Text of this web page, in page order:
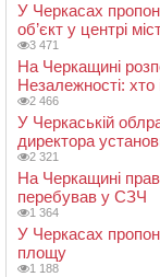
У Черкасах
об’єкт у центрі
3 471
На Черкащині
Незалежності: хто
2 466
У Черкаській
директора
2 321
На Черкащині
перебував у СЗЧ
1 364
У Черкасах
площу
1 188